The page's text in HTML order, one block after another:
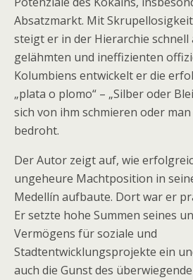
Absatzmarkt. Mit
steigt er in der Hierarchie schnell
gelähmten und ineffizienten
Kolumbiens entwickelt er die
„plata o plomo“ – „Silber oder
sich von ihm schmieren oder
bedroht.
Der Autor zeigt auf, wie
ungeheure Machtposition in
Medellín aufbaute. Dort war er
Er setzte hohe Summen seines
Vermögens für soziale und
Stadtentwicklungsprojekte ein
auch die Gunst des